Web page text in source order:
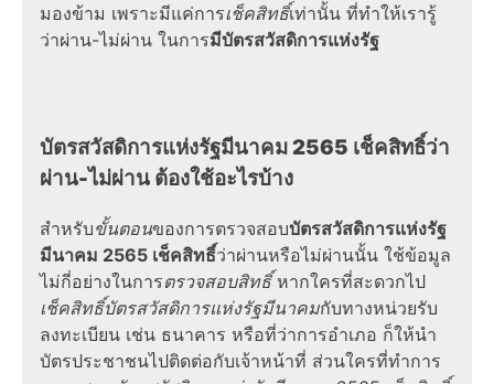
มองข้าม เพราะมีแค่การเช็คสิทธิ์เท่านั้น ที่ทำให้เรารู้
ว่าผ่าน-ไม่ผ่าน ในการมีบัตรสวัสดิการแห่งรัฐ
บัตรสวัสดิการแห่งรัฐมีนาคม 2565 เช็คสิทธิ์ว่า
ผ่าน-ไม่ผ่าน ต้องใช้อะไรบ้าง
สำหรับขั้นตอนของการตรวจสอบบัตรสวัสดิการแห่งรัฐ
มีนาคม 2565 เช็คสิทธิ์ว่าผ่านหรือไม่ผ่านนั้น ใช้ข้อมูล
ไม่กี่อย่างในการตรวจสอบสิทธิ์หากใครที่สะดวกไป
เช็คสิทธิ์บัตรสวัสดิการแห่งรัฐมีนาคมกับทางหน่วยรับ
ลงทะเบียน เช่น ธนาคาร หรือที่ว่าการอำเภอ ก็ให้นำ
บัตรประชาชนไปติดต่อกับเจ้าหน้าที่ ส่วนใครที่ทำการ